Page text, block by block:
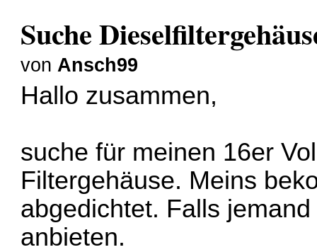
Suche
von Ansch99
Hallo zusammen,
suche für meinen 16er
Filtergehäuse. Meins
abgedichtet. Falls
anbieten.